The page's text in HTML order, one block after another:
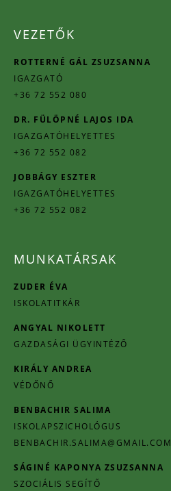
VEZETŐK
ROTTERNÉ GÁL ZSUZSANNA
IGAZGATÓ
+36 72 552 080
DR. FÜLÖPNÉ LAJOS IDA
IGAZGATÓHELYETTES
+36 72 552 082
JOBBÁGY ESZTER
IGAZGATÓHELYETTES
+36 72 552 082
MUNKATÁRSAK
ZUDER ÉVA
ISKOLATITKÁR
ANGYAL NIKOLETT
GAZDASÁGI ÜGYINTÉZŐ
KIRÁLY ANDREA
VÉDŐNŐ
BENBACHIR SALIMA
ISKOLAPSZICHOLÓGUS
BENBACHIR.SALIMA@GMAIL.COM
SÁGINÉ KAPONYA ZSUZSANNA
SZOCIÁLIS SEGÍTŐ